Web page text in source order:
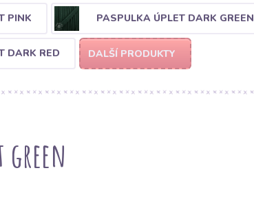
PINK PASPULKA ÚPLET DARK GREEN
DARK RED DALŠÍ PRODUKTY
green